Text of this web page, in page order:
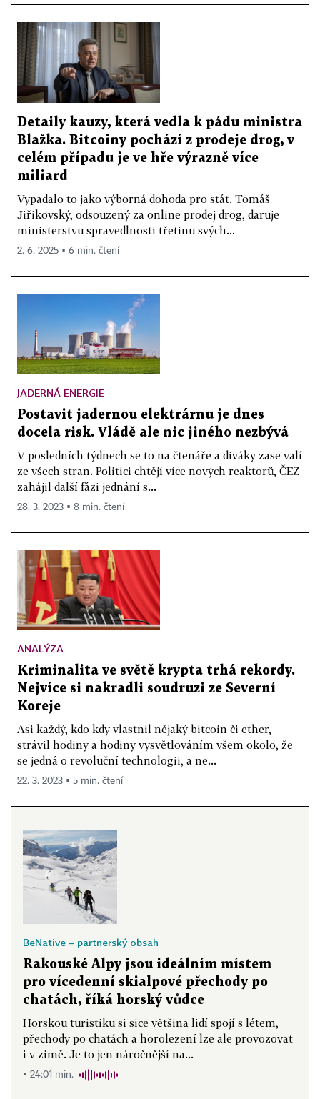
Detaily kauzy, která vedla k pádu ministra
Blažka. Bitcoiny pochází z prodeje drog, v
celém případu je ve hře výrazně více
miliard
Vypadalo to jako výborná dohoda pro stát. Tomáš
Jiřikovský, odsouzený za online prodej drog, daruje
ministerstvu spravedlnosti třetinu svých...
2. 6. 2025 ▪ 6 min. čtení
JADERNÁ ENERGIE
Postavit jadernou elektrárnu je dnes
docela risk. Vládě ale nic jiného nezbývá
V posledních týdnech se to na čtenáře a diváky zase valí
ze všech stran. Politici chtějí více nových reaktorů, ČEZ
zahájil další fázi jednání s...
28. 3. 2023 ▪ 8 min. čtení
ANALÝZA
Kriminalita ve světě krypta trhá rekordy.
Nejvíce si nakradli soudruzi ze Severní
Koreje
Asi každý, kdo kdy vlastnil nějaký bitcoin či ether,
strávil hodiny a hodiny vysvětlováním všem okolo, že
se jedná o revoluční technologii, a ne...
22. 3. 2023 ▪ 5 min. čtení
BeNative – partnerský obsah
Rakouské Alpy jsou ideálním místem
pro vícedenní skialpové přechody po
chatách, říká horský vůdce
Horskou turistiku si sice většina lidí spojí s létem,
přechody po chatách a horolezení lze ale provozovat
i v zimě. Je to jen náročnější na...
▪ 24:01 min.